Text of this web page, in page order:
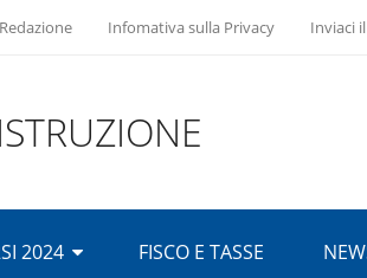
Redazione Infomativa sulla Privacy Inviaci
2024 FISCO E TASSE